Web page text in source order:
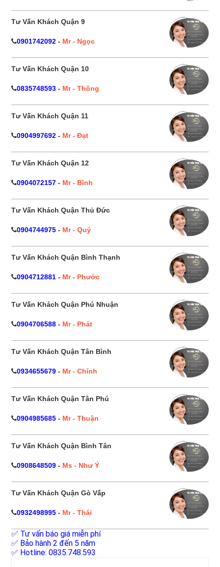
Tư Vấn Khách Quận 9
0901742092 - Mr - Ngọc
Tư Vấn Khách Quận 10
0835748593 - Mr - Thông
Tư Vấn Khách Quận 11
0904997692 - Mr - Đạt
Tư Vấn Khách Quận 12
0904072157 - Mr - Bình
Tư Vấn Khách Quận Thủ Đức
0904744975 - Mr - Quý
Tư Vấn Khách Quận Bình Thạnh
0904712881 - Mr - Phước
Tư Vấn Khách Quận Phú Nhuận
0904706588 - Mr - Phát
Tư Vấn Khách Quận Tân Bình
0934655679 - Mr - Chính
Tư Vấn Khách Quận Tân Phú
0904985685 - Mr - Thuận
Tư Vấn Khách Quận Bình Tân
0908648509 - Ms - Như Ý
Tư Vấn Khách Quận Gò Vấp
0932498995 - Mr - Thái
✅ Tư vấn báo giá miễn phí
✅ Bảo hành 2 đến 5 năm
✅ Hotline: 0835.748.593